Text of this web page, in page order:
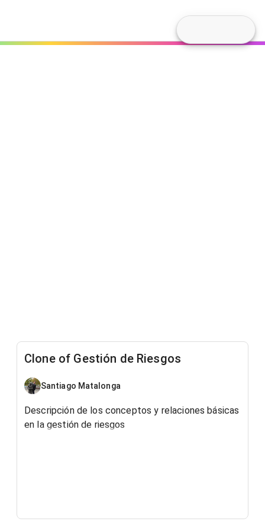
Clone of Gestión de Riesgos
Santiago Matalonga
Descripción de los conceptos y relaciones básicas
en la gestión de riesgos